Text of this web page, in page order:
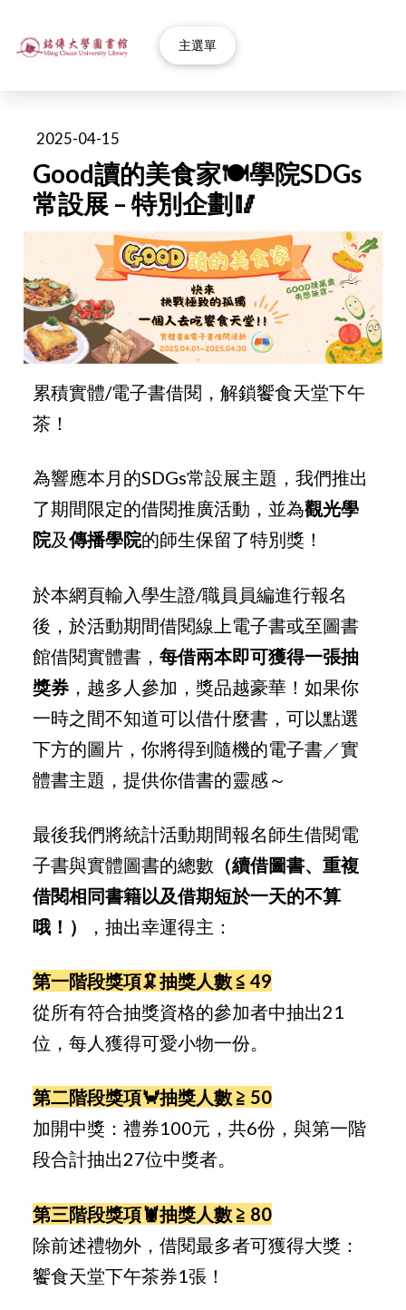
主選單
2025-04-15
Good讀的美食家🍽️學院SDGs
常設展 – 特別企劃🥢
累積實體/電子書借閱，解鎖饗食天堂下午
茶！
為響應本月的SDGs常設展主題，我們推出
了期間限定的借閱推廣活動，並為觀光學
院及傳播學院的師生保留了特別獎！
於本網頁輸入學生證/職員員編進行報名
後，於活動期間借閱線上電子書或至圖書
館借閱實體書，每借兩本即可獲得一張抽
獎券 ，越多人參加，獎品越豪華！如果你
一時之間不知道可以借什麼書，可以點選
下方的圖片，你將得到隨機的電子書／實
體書主題，提供你借書的靈感～
最後我們將統計活動期間報名師生借閱電
子書與實體圖書的總數 （續借圖書、重複
借閱相同書籍以及借期短於一天的不算
哦！）
，抽出幸運得主：
第一階段獎項🦑抽獎人數 ≦ 49
從所有符合抽獎資格的參加者中抽出21
位，每人獲得可愛小物一份。
第二階段獎項🦀抽獎人數 ≧ 50
加開中獎：禮券100元，共6份，與第一階
段合計抽出27位中獎者。
第三階段獎項🦞抽獎人數 ≧ 80
除前述禮物外，借閱最多者可獲得大獎：
饗食天堂下午茶券1張！